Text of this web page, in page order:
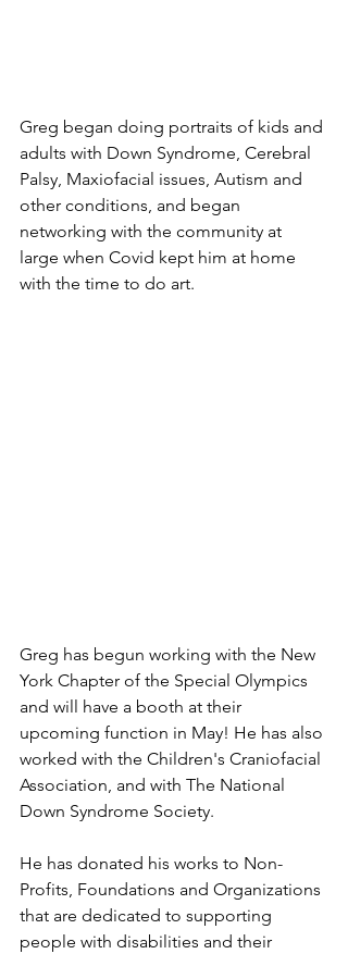
Greg began doing portraits of kids and
adults with Down Syndrome, Cerebral
Palsy, Maxiofacial issues, Autism and
other conditions, and began
networking with the community at
large when Covid kept him at home
with the time to do art.
Greg has begun working with the New
York Chapter of the Special Olympics
and will have a booth at their
upcoming function in May! He has also
worked with the Children's Craniofacial
Association, and with The National
Down Syndrome Society.
He has donated his works to Non-
Profits, Foundations and Organizations
that are dedicated to supporting
people with disabilities and their